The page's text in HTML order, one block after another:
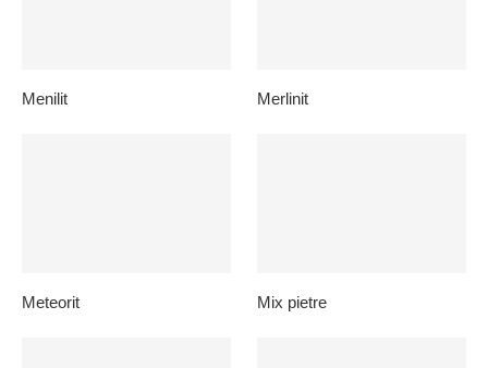
Menilit Merlinit
Meteorit Mix pietre